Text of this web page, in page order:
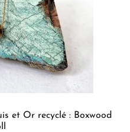
et Or recyclé : Boxwood